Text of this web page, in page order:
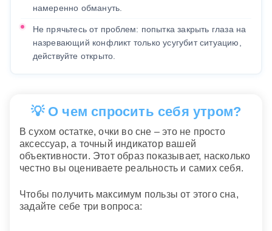
намеренно обмануть.
Не прячьтесь от проблем: попытка закрыть глаза на
назревающий конфликт только усугубит ситуацию,
действуйте открыто.
💡 О чем спросить себя утром?
В сухом остатке, очки во сне – это не просто
аксессуар, а точный индикатор вашей
объективности. Этот образ показывает, насколько
честно вы оцениваете реальность и самих себя.
Чтобы получить максимум пользы от этого сна,
задайте себе три вопроса: